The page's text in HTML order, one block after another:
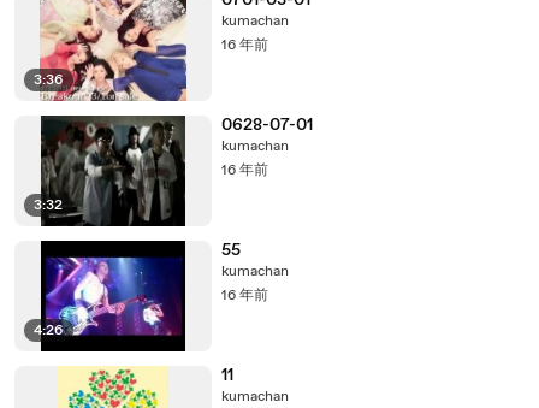
3:36
kumachan
16 年前
3:32
0628-07-01
kumachan
16 年前
4:26
55
kumachan
16 年前
11
kumachan